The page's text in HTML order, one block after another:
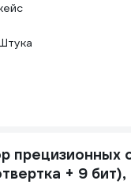
прецизионных
+ 9